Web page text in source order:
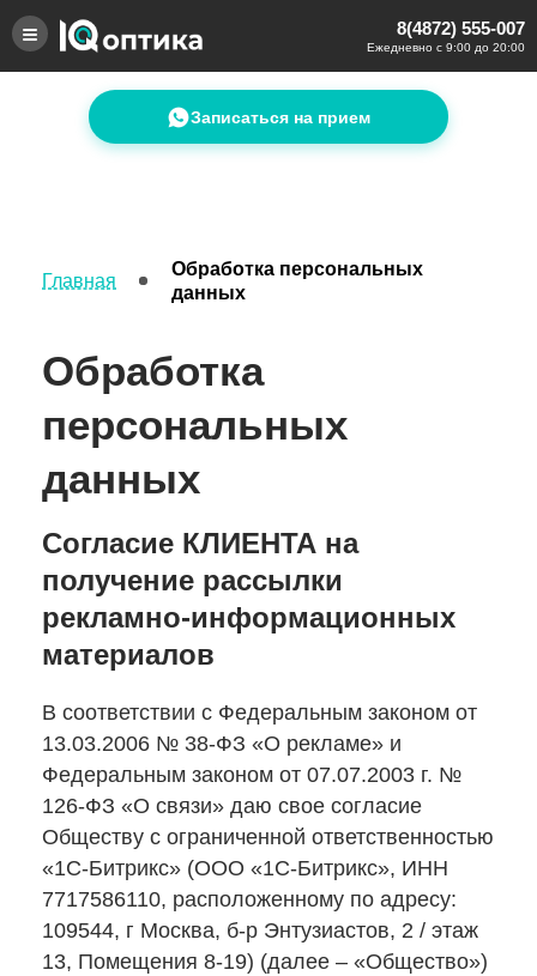
8(4872) 555-007
Ежедневно с 9:00 до 20:00
Записаться на прием
Главная
Обработка персональных
данных
Обработка
персональных
данных
Согласие КЛИЕНТА на
получение рассылки
рекламно-информационных
материалов
В соответствии с Федеральным законом от
13.03.2006 № 38-ФЗ «О рекламе» и
Федеральным законом от 07.07.2003 г. №
126-ФЗ «О связи» даю свое согласие
Обществу с ограниченной ответственностью
«1С-Битрикс» (ООО «1С-Битрикс», ИНН
7717586110, расположенному по адресу:
109544, г Москва, б-р Энтузиастов, 2 / этаж
13, Помещения 8-19) (далее – «Общество»)